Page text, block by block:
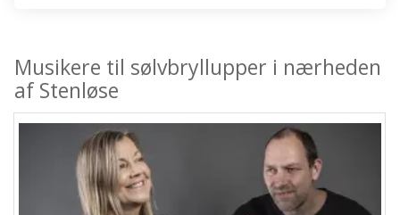
Musikere til sølvbryllupper i nærheden
af Stenløse